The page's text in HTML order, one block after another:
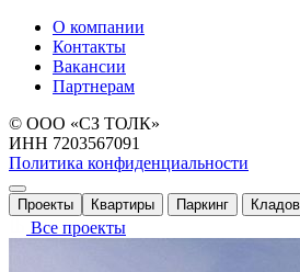
О компании
Контакты
Вакансии
Партнерам
© ООО «СЗ ТОЛК»
ИНН 7203567091
Политика конфиденциальности
Проекты Квартиры Паркинг
Все проекты